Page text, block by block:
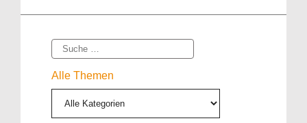
Suche
Alle Themen